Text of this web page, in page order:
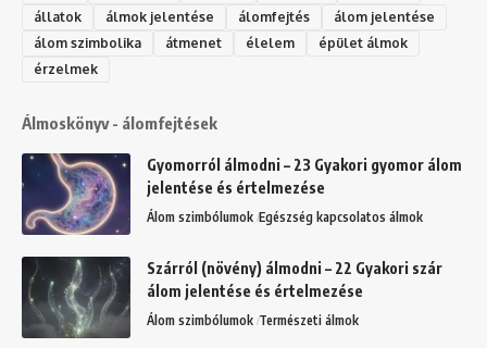
állatok
álmok jelentése álomfejtés
álom jelentése
álom szimbolika
átmenet élelem
épület álmok
érzelmek
Álmoskönyv - álomfejtések
Gyomorról álmodni – 23 Gyakori gyomor álom
jelentése és értelmezése
Álom szimbólumok Egészség kapcsolatos álmok
Szárról (növény) álmodni – 22 Gyakori szár
álom jelentése és értelmezése
Álom szimbólumok Természeti álmok